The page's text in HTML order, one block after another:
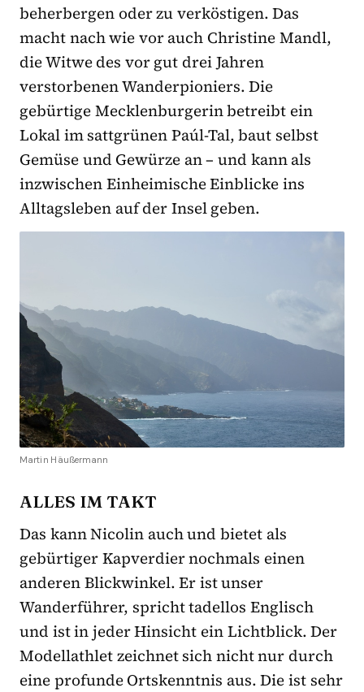
beherbergen oder zu verköstigen. Das
macht nach wie vor auch Christine Mandl,
die Witwe des vor gut drei Jahren
verstorbenen Wanderpioniers. Die
gebürtige Mecklenburgerin betreibt ein
Lokal im sattgrünen Paúl-Tal, baut selbst
Gemüse und Gewürze an – und kann als
inzwischen Einheimische Einblicke ins
Alltagsleben auf der Insel geben.
Martin Häußermann
ALLES IM TAKT
Das kann Nicolin auch und bietet als
gebürtiger Kapverdier nochmals einen
anderen Blickwinkel. Er ist unser
Wanderführer, spricht tadellos Englisch
und ist in jeder Hinsicht ein Lichtblick. Der
Modellathlet zeichnet sich nicht nur durch
eine profunde Ortskenntnis aus. Die ist sehr